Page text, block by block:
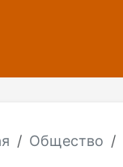
Общество